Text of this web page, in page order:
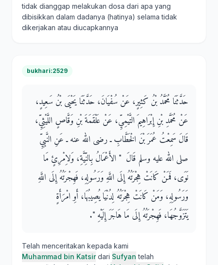
tidak dianggap melakukan dosa dari apa yang
dibisikkan dalam dadanya (hatinya) selama tidak
dikerjakan atau diucapkannya
bukhari:2529
حَدَّثَنَا مُحَمَّدُ بْنُ كَثِيرٍ، عَنْ سُفْيَانَ، حَدَّثَنَا يَحْيَى بْنُ سَعِيدٍ،
عَنْ مُحَمَّدِ بْنِ إِبْرَاهِيمَ التَّيْمِيِّ، عَنْ عَلْقَمَةَ بْنِ وَقَّاصٍ اللَّيْثِيِّ،
قَالَ سَمِعْتُ عُمَرَ بْنَ الْخَطَّابِ ـ رضى الله عنه ـ عَنِ النَّبِيِّ
صلى الله عليه وسلم قَالَ ‏ "‏ الأَعْمَالُ بِالنِّيَّةِ، وَلاِمْرِئٍ مَا
نَوَى، فَمَنْ كَانَتْ هِجْرَتُهُ إِلَى اللَّهِ وَرَسُولِهِ، فَهِجْرَتُهُ إِلَى اللَّهِ
وَرَسُولِهِ، وَمَنْ كَانَتْ هِجْرَتُهُ لِدُنْيَا يُصِيبُهَا، أَوِ امْرَأَةٍ
يَتَزَوَّجُهَا، فَهِجْرَتُهُ إِلَى مَا هَاجَرَ إِلَيْهِ ‏"‏‏.‏
Telah menceritakan kepada kami
Muhammad bin Katsirdari Sufyan telah